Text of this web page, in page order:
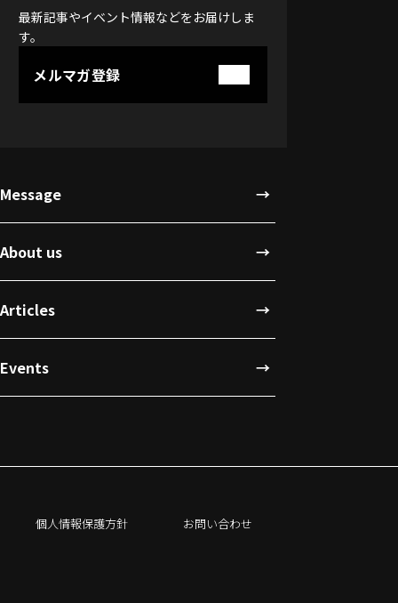
最新記事やイベント情報などをお届けしま
す。
メルマガ登録
Message
About us
Articles
Events
個人情報保護方針 お問い合わせ